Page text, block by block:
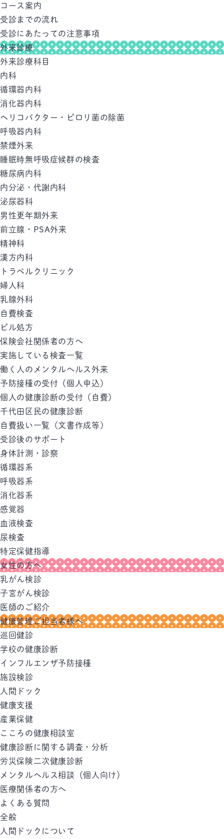
コース案内
受診までの流れ
受診にあたっての注意事項
外来診療
外来診療科目
内科
循環器内科
消化器内科
ヘリコバクター・ピロリ菌の除菌
呼吸器内科
禁煙外来
睡眠時無呼吸症候群の検査
糖尿病内科
内分泌・代謝内科
泌尿器科
男性更年期外来
前立腺・PSA外来
精神科
漢方内科
トラベルクリニック
婦人科
乳腺外科
自費検査
ピル処方
保険会社関係者の方へ
実施している検査一覧
働く人のメンタルへルス外来
予防接種の受付（個人申込）
個人の健康診断の受付（自費）
千代田区民の健康診断
自費扱い一覧（文書作成等）
受診後のサポート
身体計測・診察
循環器系
呼吸器系
消化器系
感覚器
血液検査
尿検査
特定保健指導
女性の方へ
乳がん検診
子宮がん検診
医師のご紹介
健康管理ご担当者様へ
巡回健診
学校の健康診断
インフルエンザ予防接種
施設検診
人間ドック
健康支援
産業保健
こころの健康相談室
健康診断に関する調査・分析
労災保険二次健康診断
メンタルヘルス相談（個人向け）
医療関係者の方へ
よくある質問
全般
人間ドックについて